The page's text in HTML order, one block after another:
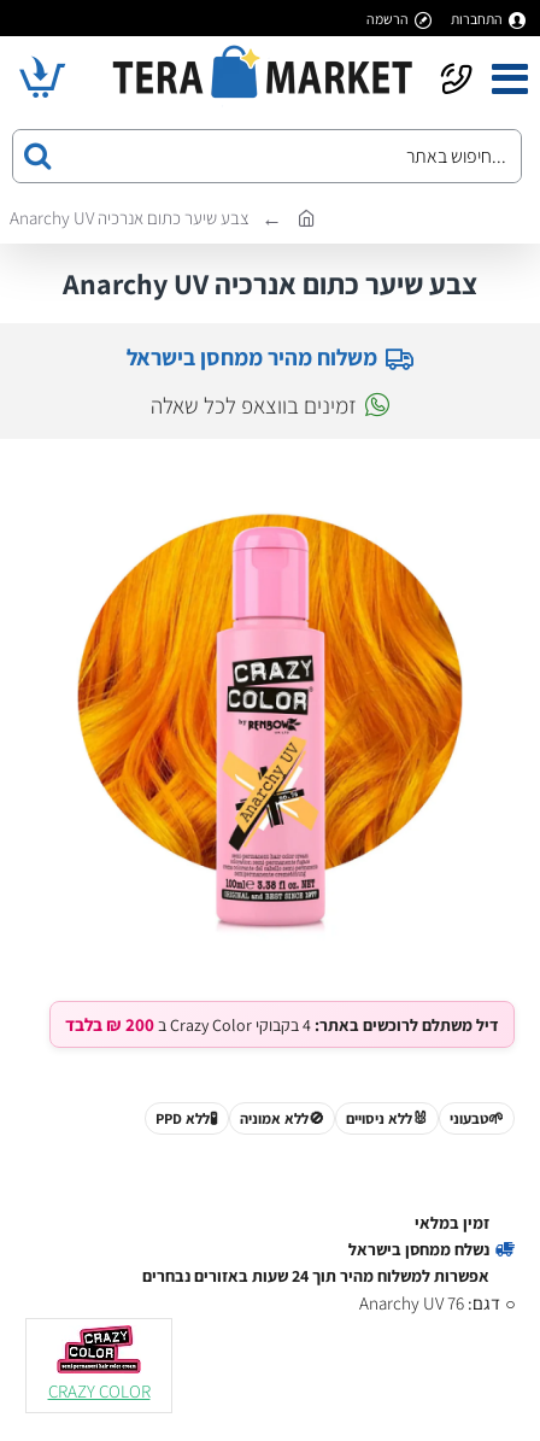
התחברות הרשמה
צבע שיער כתום אנרכיה Anarchy UV
צבע שיער כתום אנרכיה Anarchy UV
משלוח מהיר ממחסן בישראל
זמינים בווצאפ לכל שאלה
דיל משתלם לרוכשים באתר: 200 ₪ בלבד
🌱טבעוני 🐰ללא ניסויים 🚫ללא אמוניה 🧪ללא PPD
זמין במלאי
נשלח ממחסן בישראל
אפשרות למשלוח מהיר תוך 24 שעות באזורים נבחרים
דגם: Anarchy UV 76
CRAZY COLOR